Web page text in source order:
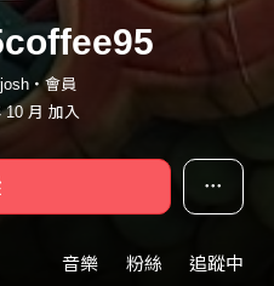
・會員
10 月 加入
音樂 粉絲 追蹤中